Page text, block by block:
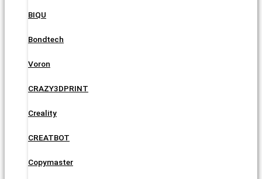
BIQU
Bondtech
Voron
CRAZY3DPRINT
Creality
CREATBOT
Copymaster